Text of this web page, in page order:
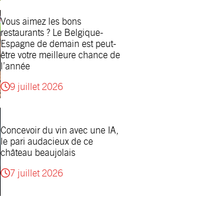
Vous aimez les bons
restaurants ? Le Belgique-
Espagne de demain est peut-
être votre meilleure chance de
l’année
9 juillet 2026
Concevoir du vin avec une IA,
le pari audacieux de ce
château beaujolais
7 juillet 2026